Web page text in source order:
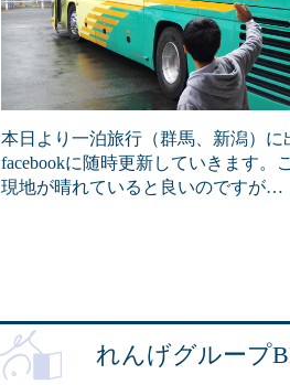
本日より一泊旅行（群馬、新潟）に
facebookに随時更新していきます。
現地が晴れていると良いのですが…
れんげグループ